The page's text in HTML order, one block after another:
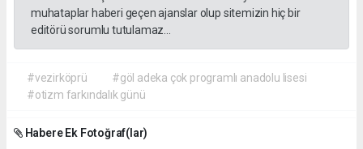
muhataplar haberi geçen ajanslar olup sitemizin hiç bir
editörü sorumlu tutulamaz...
#vezirköprü
#göl adeka çok programlı anadolu lisesi
#otizm farkındalık günü
Habere Ek Fotoğraf(lar)